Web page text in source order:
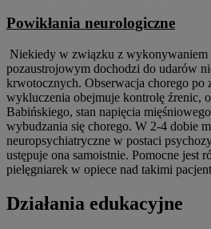
Powikłania neurologiczne
Niekiedy w związku z wykonywaniem
pozaustrojowym dochodzi do udarów
krwotocznych. Obserwacja chorego po
wykluczenia obejmuje kontrolę źrenic,
Babińskiego, stan napięcia
wybudzania się chorego. W 2-4 dobie
neuropsychiatryczne w postaci
ustępuje ona samoistnie. Pomocne jest
pielęgniarek w opiece nad takimi
Działania edukacyjne